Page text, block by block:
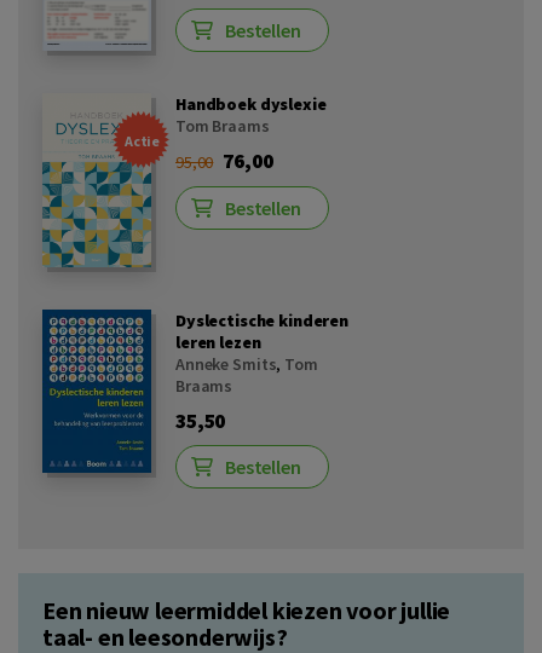
Bestellen
Actie
Handboek dyslexie
Tom Braams
95,00 76,00
Bestellen
Dyslectische kinderen
leren lezen
Anneke Smits, Tom
Braams
35,50
Bestellen
Een nieuw leermiddel kiezen voor jullie
taal- en leesonderwijs?